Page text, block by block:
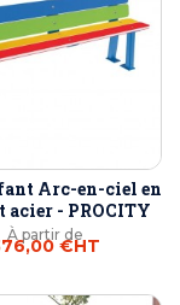
Arc-en-ciel en
acier - PROCITY
À partir de
€HT